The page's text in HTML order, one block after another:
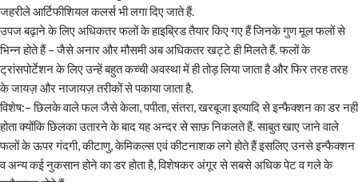
जहरीले आर्टिफीशियल कलर्स भी लगा दिए जाते हैं.
उपज बढ़ाने के लिए अधिकतर फलों के हाइब्रिड तैयार किए गए हैं जिनके गुण मूल फलों से
भिन्न होते हैं – जैसे अनार और मौसमी अब अधिकतर खट्टे ही मिलते हैं. फलों के
ट्रांसपोर्टेशन के लिए उन्हें बहुत कच्ची अवस्था में ही तोड़ लिया जाता है और फिर तरह तरह
के जायज़ और नाजायज़ तरीकों से पकाया जाता है.
विशेष:– छिलके वाले फल जैसे केला, पपीता, संतरा, खरबूजा इत्यादि से इन्फैक्शन का डर नहीं
होता क्योंकि छिलका उतारने के बाद यह अन्दर से साफ़ निकलते हैं. साबुत खाए जाने वाले
फलों के ऊपर गंदगी, कीटाणु, केमिकल्स एवं कीटनाशक लगे होते हैं इसलिए उनसे इन्फैक्शन
व अन्य कई नुकसान होने का डर होता है, विशेषकर अंगूर से सबसे अधिक पेट व गले के